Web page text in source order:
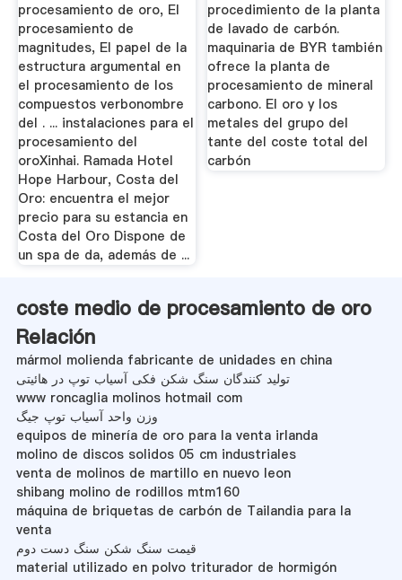
procesamiento de oro, El
procesamiento de
magnitudes, El papel de la
estructura argumental en
el procesamiento de los
compuestos verbonombre
del . ... instalaciones para el
procesamiento del
oroXinhai. Ramada Hotel
Hope Harbour, Costa del
Oro: encuentra el mejor
precio para su estancia en
Costa del Oro Dispone de
un spa de da, además de ...
procedimiento de la planta
de lavado de carbón.
maquinaria de BYR también
ofrece la planta de
procesamiento de mineral
carbono. El oro y los
metales del grupo del
tante del coste total del
carbón
coste medio de procesamiento de oro
Relación
mármol molienda fabricante de unidades en china
تولید کنندگان سنگ شکن فکی آسیاب توپ در هائیتی
www roncaglia molinos hotmail com
وزن واحد آسیاب توپ جیگ
equipos de minería de oro para la venta irlanda
molino de discos solidos 05 cm industriales
venta de molinos de martillo en nuevo leon
shibang molino de rodillos mtm160
máquina de briquetas de carbón de Tailandia para la
venta
قیمت سنگ شکن سنگ دست دوم
material utilizado en polvo triturador de hormigón